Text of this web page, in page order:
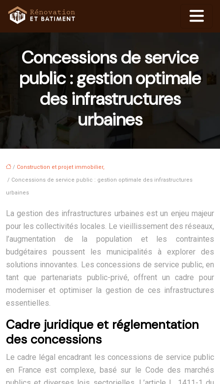
Concessions de service
public : gestion optimale
des infrastructures
urbaines
/ Construction et projet immobilier,
/ Concessions de service public : gestion optimale des infrastructures
urbaines
La gestion des infrastructures urbaines est un enjeu majeur
pour les collectivités locales. Le vieillissement des réseaux,
l’augmentation de la population et les contraintes
budgétaires poussent les municipalités à explorer des
solutions innovantes. Les concessions de service public, en
tant que partenariats public-privé, offrent un cadre pour
moderniser et optimiser la gestion de ces infrastructures
essentielles.
Cadre juridique et réglementation
des concessions
Le cadre légal encadrant les concessions de service public
en France est complexe, basé sur le Code des marchés